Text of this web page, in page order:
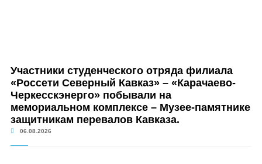
Участники студенческого отряда филиала
«Россети Северный Кавказ» – «Карачаево-
Черкесскэнерго» побывали на
мемориальном комплексе – Музее-памятнике
защитникам перевалов Кавказа.
06.08.2026